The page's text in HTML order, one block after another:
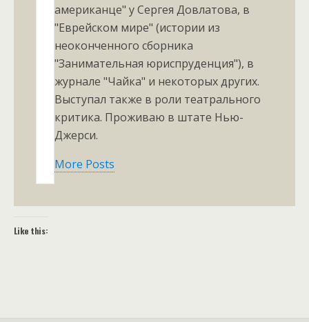
американце" у Сергея Довлатова, в
"Еврейском мире" (истории из
неоконченного сборника
"Занимательная юриспруденция"), в
журнале "Чайка" и некоторых других.
Выступал также в роли театрального
критика. Проживаю в штате Нью-
Джерси.
More Posts
Like this: